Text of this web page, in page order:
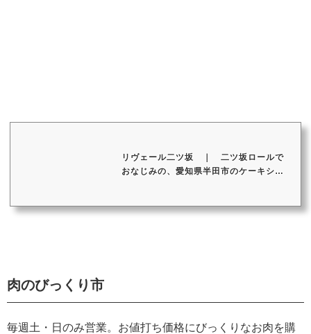
リヴェール二ツ坂 ｜ 二ツ坂ロールで
おなじみの、愛知県半田市のケーキショ
肉のびっくり市
毎週土・日のみ営業。お値打ち価格にびっくりなお肉を購